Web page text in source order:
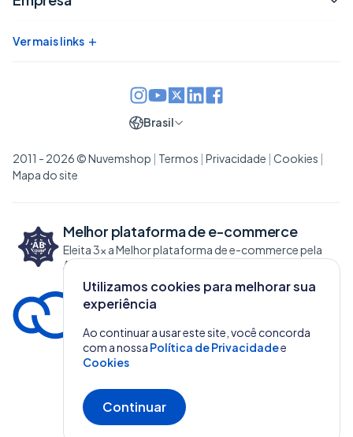
Utilizamos cookies para melhorar sua
experiência
Ao continuar a usar este site, você concorda
com a nossa Política de Privacidadee
Cookies
Continuar
Ver mais links +
2011 - 2026 © Nuvemshop Termos Privacidade Cookies
Mapa do site
Brasil
Melhor plataforma dee-commerce
Eleita 3x a Melhor plataforma de e-commerce pela
ABCOMM